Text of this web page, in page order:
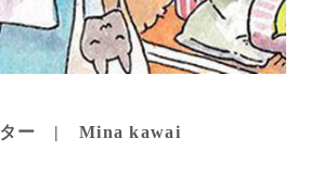
ター | Mina kawai